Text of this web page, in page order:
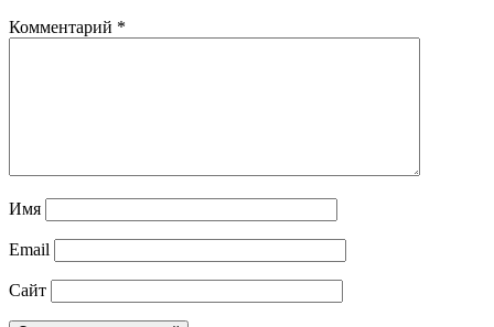
Комментарий *
Имя
Email
Сайт